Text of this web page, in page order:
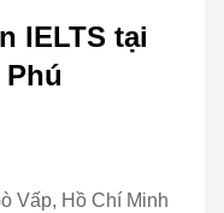
IELTS tại
Vấp, Hồ Chí Minh